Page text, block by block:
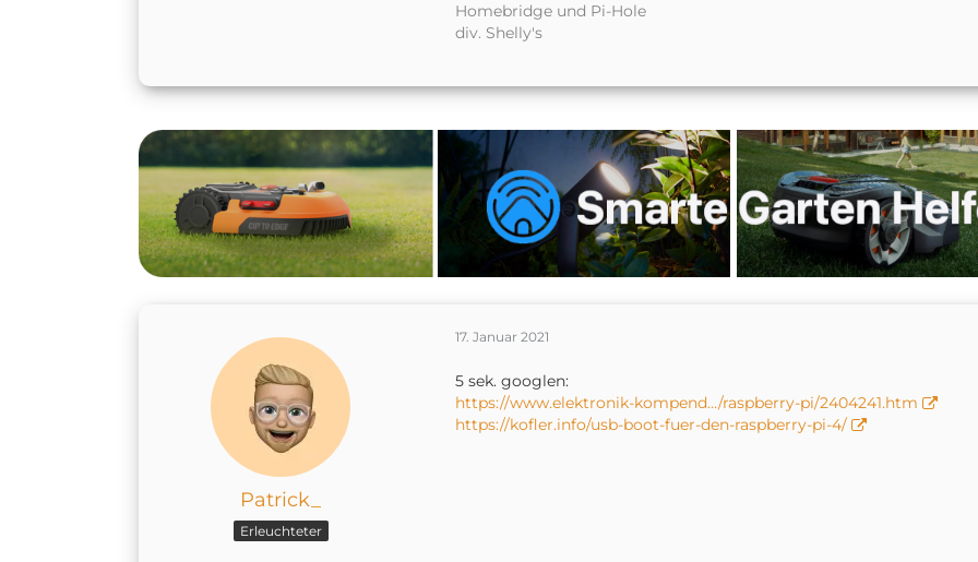
Homebridge und Pi-Hole
div. Shelly's
Patrick_
Erleuchteter
17. Januar 2021
5 sek. googlen:
https://www.elektronik-kompend…/raspberry-pi/2404241.htm
https://kofler.info/usb-boot-fuer-den-raspberry-pi-4/